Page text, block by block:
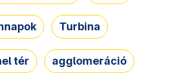
Turbina
tér agglomeráció